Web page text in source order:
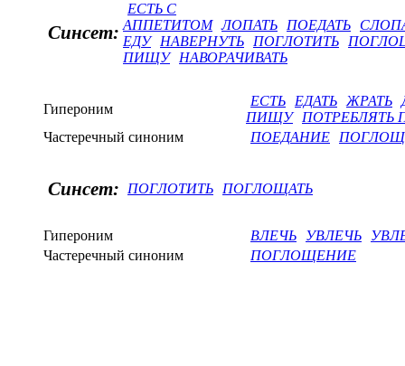
Синсет:
ЕСТЬ С
АППЕТИТОМ ЛОПАТЬ ПОЕДАТЬ
ЕДУ
НАВЕРНУТЬ ПОГЛОТИТЬ
ПИЩУ
НАВОРАЧИВАТЬ
Гипероним
ЕСТЬ ЕДАТЬ ЖРАТЬ
ПИЩУ
ПОТРЕБЛЯТЬ
Частеречный синоним
ПОЕДАНИЕ
Синсет: ПОГЛОТИТЬ ПОГЛОЩАТЬ
Гипероним ВЛЕЧЬ УВЛЕЧЬ
Частеречный синоним
ПОГЛОЩЕНИЕ